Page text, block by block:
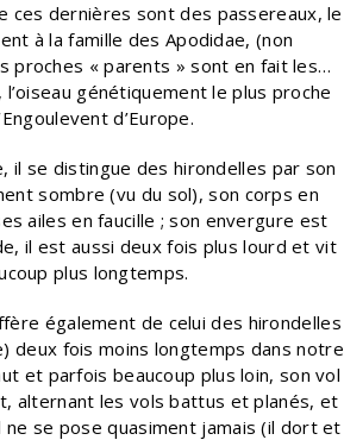
ces dernières sont des passereaux, le
à la famille des Apodidae, (non
proches « parents » sont en fait les…
l’oiseau génétiquement le plus proche
d’Europe.
il se distingue des hirondelles par son
sombre (vu du sol), son corps en
ailes en faucille ; son envergure est
il est aussi deux fois plus lourd et vit
plus longtemps.
également de celui des hirondelles
deux fois moins longtemps dans notre
et parfois beaucoup plus loin, son vol
alternant les vols battus et planés, et
ne se pose quasiment jamais (il dort et